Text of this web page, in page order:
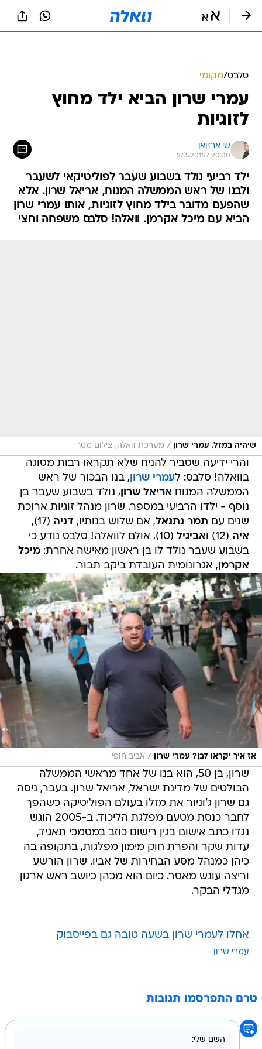
סלבס/מקומי
עמרי שרון הביא ילד מחוץ
לזוגיות
שי ארזואן
27.5.2015 / 20:00
ילד רביעי נולד בשבוע שעבר לפוליטיקאי לשעבר
ולבנו של ראש הממשלה המנוח, אריאל שרון. אלא
שהפעם מדובר בילד מחוץ לזוגיות, אותו עמרי שרון
הביא עם מיכל אקרמן. וואלה! סלבס משפחה וחצי
שיהיה במזל. עמרי שרון / מערכת וואלה, צילום מסך
והרי ידיעה שסביר להניח שלא תקראו רבות מסוגה
בוואלה! סלבס: לעמרי שרון, בנו הבכור של ראש
הממשלה המנוח אריאל שרון, נולד בשבוע שעבר בן
נוסף - ילדו הרביעי במספר. שרון מנהל זוגיות ארוכת
שנים עם תמר נתנאל, אם שלוש בנותיו, דניה (17),
איה (12) ו אביגיל
(10), אולם לוואלה! סלבס נודע כי
בשבוע שעבר נולד לו בן ראשון מאישה אחרת:מיכל
אקרמן, אגרונומית העובדת ביקב תבור.
אז איך יקראו לבן? עמרי שרון / אביב חופי
שרון, בן 50, הוא בנו של אחד מראשי הממשלה
הבולטים של מדינת ישראל, אריאל שרון. בעבר, ניסה
גם שרון ג'וניור את מזלו בעולם הפוליטיקה כשהפך
לחבר כנסת מטעם מפלגת הליכוד. ב-2005 הוגש
נגדו כתב אישום בגין רישום כוזב במסמכי תאגיד,
עדות שקר והפרת חוק מימון מפלגות, בתקופה בה
כיהן כמנהל מסע הבחירות של אביו. שרון הורשע
וריצה עונש מאסר. כיום הוא מכהן כיושב ראש ארגון
מגדלי הבקר.
אחלו לעמרי שרון בשעה טובה גם בפייסבוק
עמרי שרון
טרם התפרסמו תגובות